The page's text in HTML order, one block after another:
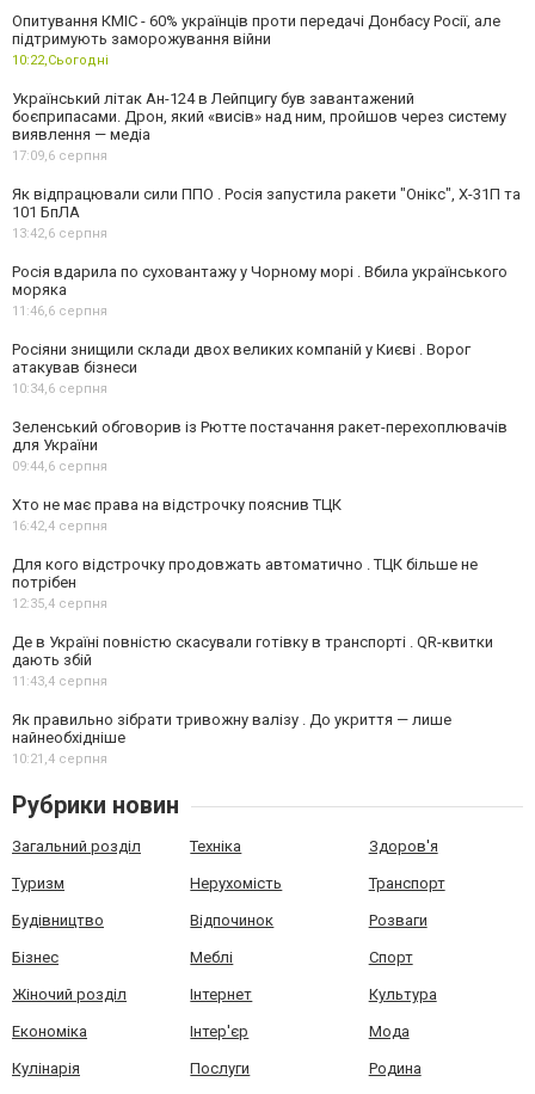
Опитування КМІС - 60% українців проти передачі Донбасу Росії, але
підтримують заморожування війни
10:22,Сьогодні
Український літак Ан-124 в Лейпцигу був завантажений
боєприпасами. Дрон, який «висів» над ним, пройшов через систему
виявлення — медіа
17:09,6 серпня
Як відпрацювали сили ППО . Росія запустила ракети "Онікс", Х-31П та
101 БпЛА
13:42,6 серпня
Росія вдарила по суховантажу у Чорному морі . Вбила українського
моряка
11:46,6 серпня
Росіяни знищили склади двох великих компаній у Києві . Ворог
атакував бізнеси
10:34,6 серпня
Зеленський обговорив із Рютте постачання ракет-перехоплювачів
для України
09:44,6 серпня
Хто не має права на відстрочку пояснив ТЦК
16:42,4 серпня
Для кого відстрочку продовжать автоматично . ТЦК більше не
потрібен
12:35,4 серпня
Де в Україні повністю скасували готівку в транспорті . QR-квитки
дають збій
11:43,4 серпня
Як правильно зібрати тривожну валізу . До укриття — лише
найнеобхідніше
10:21,4 серпня
Рубрики новин
Загальний розділ Техніка Здоров'я
Туризм Нерухомість Транспорт
Будівництво Відпочинок Розваги
Бізнес Меблі Спорт
Жіночий розділ Інтернет Культура
Економіка Інтер'єр Мода
Кулінарія Послуги Родина